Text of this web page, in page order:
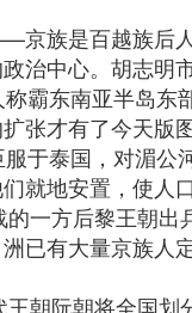
京族是百越族后
治中心。胡志明
霸东南亚半岛东
张才有了今天版
于泰国，对湄公
就地安置，使人
一方后黎王朝
已有大量京族人
朝阮朝将全国